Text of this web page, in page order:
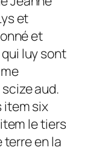
et
et
luy sont
aud.
item six
le tiers
terre en la